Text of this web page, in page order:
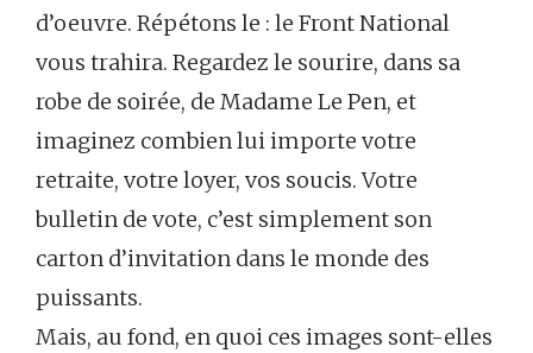
d’oeuvre. Répétons le : le Front National
vous trahira. Regardez le sourire, dans sa
robe de soirée, de Madame Le Pen, et
imaginez combien lui importe votre
retraite, votre loyer, vos soucis. Votre
bulletin de vote, c’est simplement son
carton d’invitation dans le monde des
puissants.
Mais, au fond, en quoi ces images sont-elles